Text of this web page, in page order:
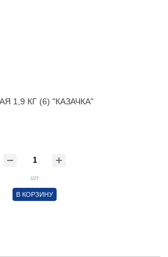
1,9 КГ (6) "КАЗАЧКА"
шт
В КОРЗИНУ